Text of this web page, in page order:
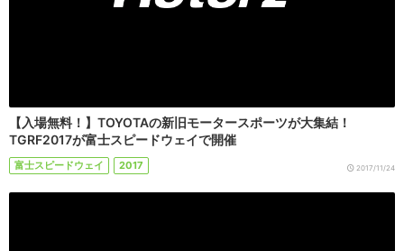
【入場無料！】TOYOTAの新旧モータースポーツが大集結！
TGRF2017が富士スピードウェイで開催
富士スピードウェイ 2017 2017/11/24